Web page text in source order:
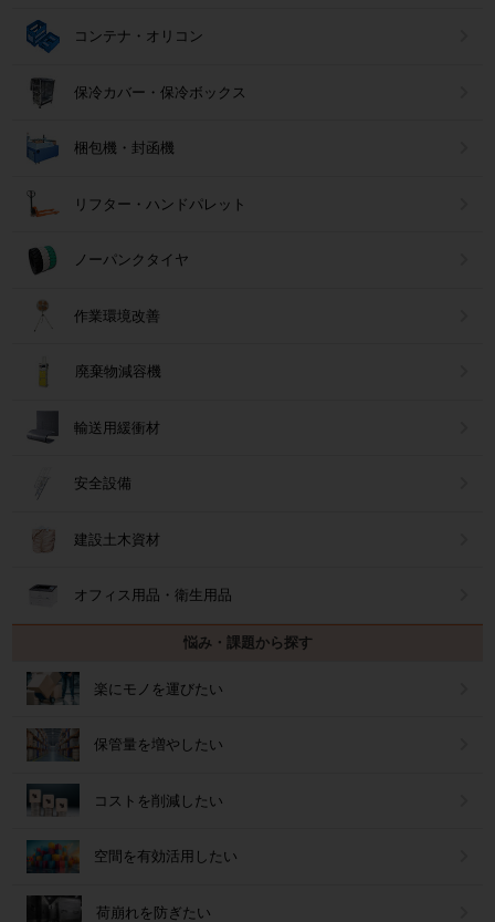
コンテナ・オリコン
保冷カバー・保冷ボックス
梱包機・封函機
リフター・ハンドパレット
ノーパンクタイヤ
作業環境改善
廃棄物減容機
輸送用緩衝材
安全設備
建設土木資材
オフィス用品・衛生用品
悩み・課題から探す
楽にモノを運びたい
保管量を増やしたい
コストを削減したい
空間を有効活用したい
荷崩れを防ぎたい